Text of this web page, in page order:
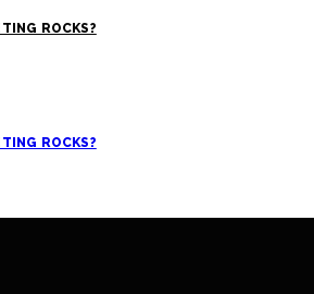
ROCKS?
ROCKS?